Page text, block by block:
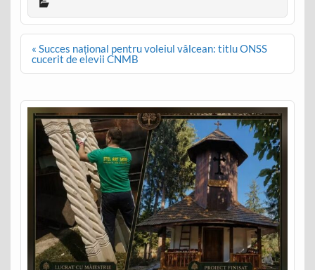
Post
navigation
« Succes național pentru voleiul vâlcean: titlu ONSS
cucerit de elevii CNMB